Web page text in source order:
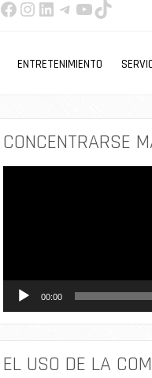
Facebook
Instagram
LinkedIn
Telegram
YouTube
TikTok
ENTRETENIMIENTO
CONCENTRARSE
00:00
EL USO DE LA